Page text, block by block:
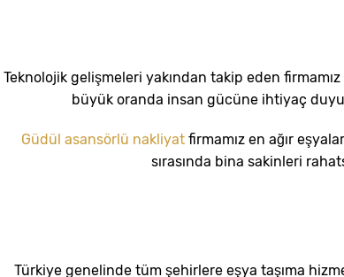
Teknolojik gelişmeleri yakından takip eden
büyük oranda insan gücüne ihtiyaç
Güdül asansörlü nakliyat firmamız en ağır
sırasında bina sakinleri
Türkiye genelinde tüm şehirlere eşya taşıma